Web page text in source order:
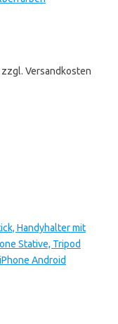
Versandkosten
Handyhalter mit
Stative, Tripod
Android